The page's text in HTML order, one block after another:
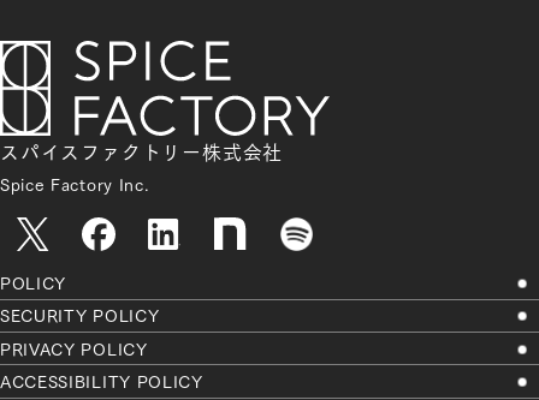
スパイスファクトリー株式会社
Spice Factory Inc.
POLICY
SECURITY POLICY
PRIVACY POLICY
ACCESSIBILITY POLICY